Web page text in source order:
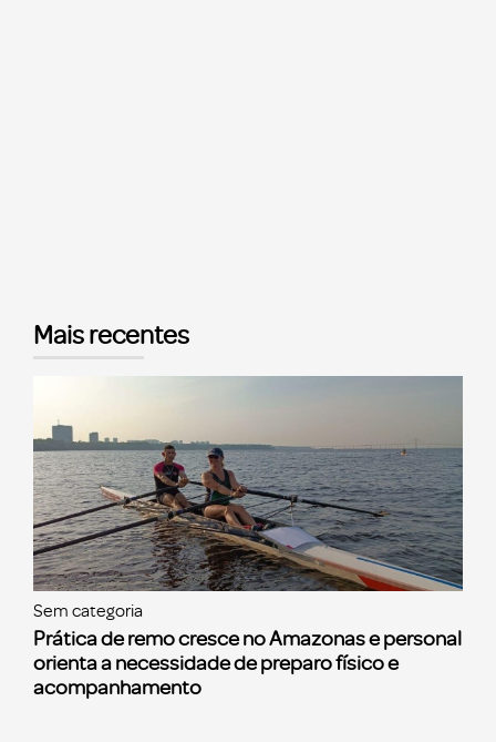
Mais recentes
Sem categoria
Prática de remo cresce no Amazonas e personal
orienta a necessidade de preparo físico e
acompanhamento